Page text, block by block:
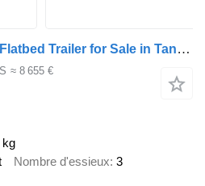
Titan TITAN Three Axle Flatbed Trailer for Sale in Tanzania
≈ 8 655 €
kg
Nombre d'essieux 3